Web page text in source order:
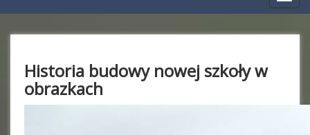
Historia budowy nowej szkoły w
obrazkach